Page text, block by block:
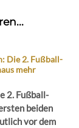
Die 2. Fußball-
mehr
2. Fußball-
beiden
vor dem